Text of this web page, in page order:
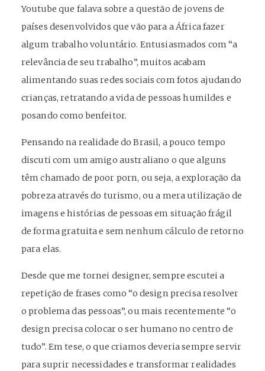
Youtube que falava sobre a questão de jovens de
países desenvolvidos que vão para a África fazer
algum trabalho voluntário. Entusiasmados com “a
relevância de seu trabalho”, muitos acabam
alimentando suas redes sociais com fotos ajudando
crianças, retratando a vida de pessoas humildes e
posando como benfeitor.
Pensando na realidade do Brasil, a pouco tempo
discuti com um amigo australiano o que alguns
têm chamado de poor porn, ou seja, a exploração da
pobreza através do turismo, ou a mera utilização de
imagens e histórias de pessoas em situação frágil
de forma gratuita e sem nenhum cálculo de retorno
para elas.
Desde que me tornei designer, sempre escutei a
repetição de frases como “o design precisa resolver
o problema das pessoas”, ou mais recentemente “o
design precisa colocar o ser humano no centro de
tudo”. Em tese, o que criamos deveria sempre servir
para suprir necessidades e transformar realidades